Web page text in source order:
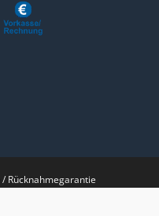
Rücknahmegarantie